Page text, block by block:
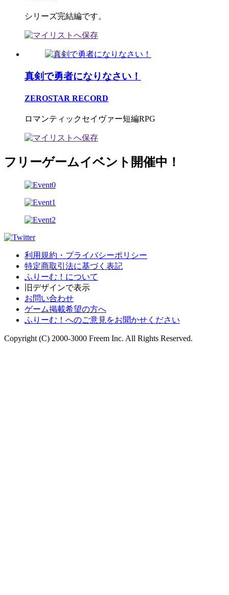
シリーズ完結編です。
真剣で勇者になりなさい！
ZEROSTAR RECORD
ロマンティックセイヴァー短編RPG
フリーゲームイベント開催中！
利用規約・プライバシーポリシー
特定商取引法に基づく表記
ふりーむ！について
旧デザインで表示
お問い合わせ
ゲーム掲載希望の方へ
ふりーむ！へのご意見をお聞かせください
Copyright (C) 2000-3000 Freem Inc. All Rights Reserved.